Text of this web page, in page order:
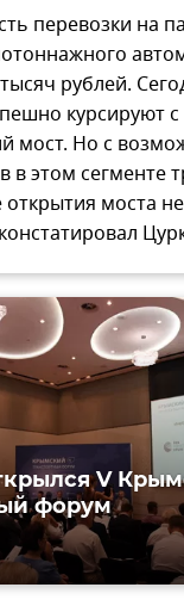
перевозки на
рублей.
курсируют с
мост. Но с
в этом сегменте
открытия моста
V
форум